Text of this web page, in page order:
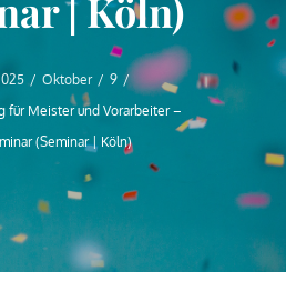
| Köln)
Oktober
9
für Meister und Vorarbeiter –
(Seminar | Köln)